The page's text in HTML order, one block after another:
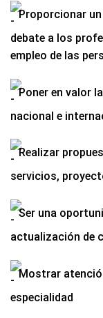
Proporcionar un
debate a los
empleo de las
Poner en valor
nacional e
Realizar
servicios,
Ser una
actualización de
Mostrar
especialidad